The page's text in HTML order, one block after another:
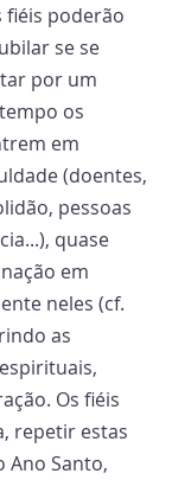
fiéis poderão
se se
por um
os
em
(doentes,
pessoas
quase
em
neles (cf.
as
Os fiéis
repetir estas
Ano Santo,